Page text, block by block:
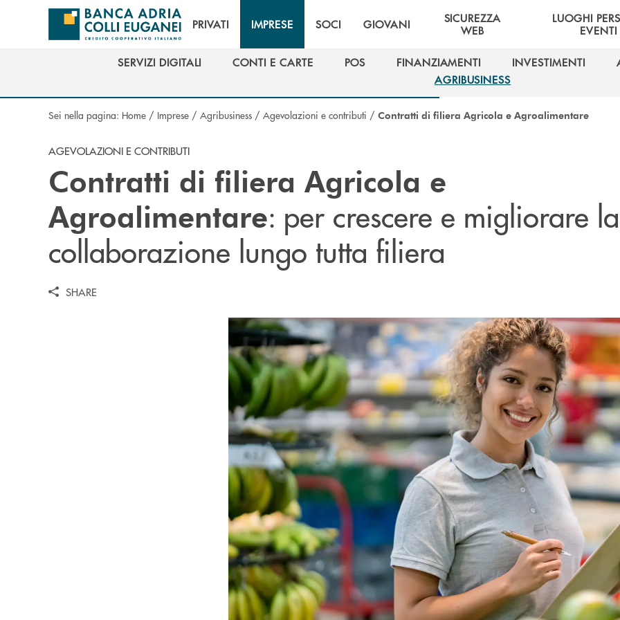
Salta al contenuto principale
PRIVATI IMPRESE SOCI GIOVANI
SICUREZZA
WEB
LUOGHI
EVENTI
SERVIZI DIGITALI
CONTI E CARTE
POS
FINANZIAMENTI
FINANZIAMENTI
INVESTIMENTI
AGRIBUSINESS
AGRIBUSINESS
Sei nella pagina: Home / Imprese / Agribusiness / Agevolazioni e contributi / Contratti di filiera Agricola e Agroalimentare
AGEVOLAZIONI E CONTRIBUTI
Contratti di filiera Agricola e
Agroalimentare: per crescere e migliorare la
collaborazione lungo tutta filiera
SHARE